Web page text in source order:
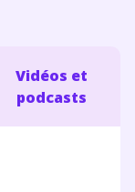
Vidéos et
podcasts